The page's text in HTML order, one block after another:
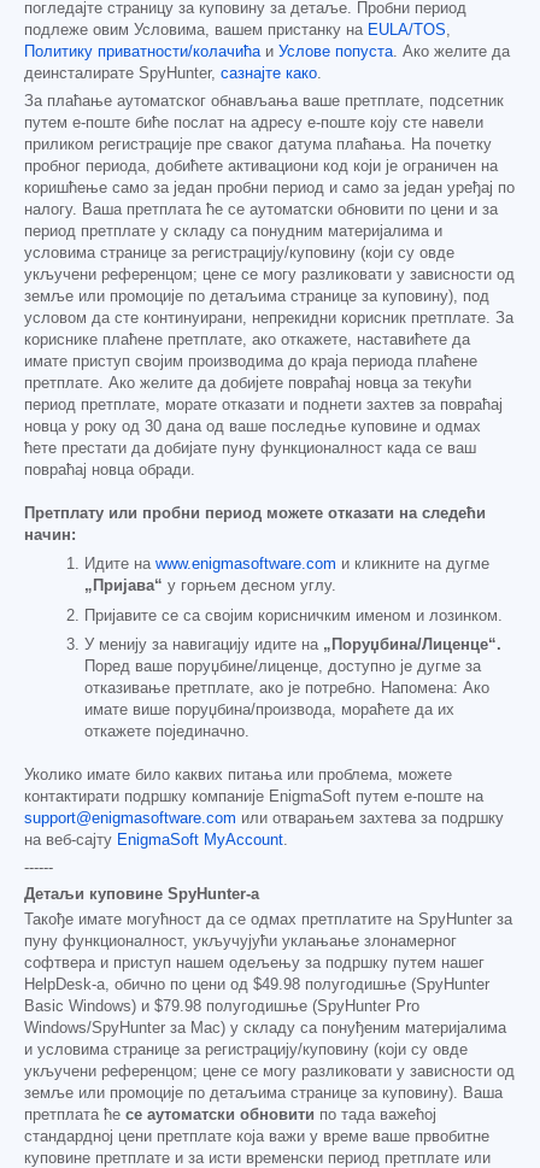
погледајте страницу за куповину за детаље. Пробни период
подлеже овим Условима, вашем пристанку на EULA/TOS,
Политику приватности/колачићаи Услове попуста. Ако желите да
деинсталирате SpyHunter, сазнајте како.
За плаћање аутоматског обнављања ваше претплате, подсетник
путем е-поште биће послат на адресу е-поште коју сте навели
приликом регистрације пре сваког датума плаћања. На почетку
пробног периода, добићете активациони код који је ограничен на
коришћење само за један пробни период и само за један уређај по
налогу. Ваша претплата ће се аутоматски обновити по цени и за
период претплате у складу са понудним материјалима и
условима странице за регистрацију/куповину (који су овде
укључени референцом; цене се могу разликовати у зависности од
земље или промоције по детаљима странице за куповину), под
условом да сте континуирани, непрекидни корисник претплате. За
кориснике плаћене претплате, ако откажете, наставићете да
имате приступ својим производима до краја периода плаћене
претплате. Ако желите да добијете повраћај новца за текући
период претплате, морате отказати и поднети захтев за повраћај
новца у року од 30 дана од ваше последње куповине и одмах
ћете престати да добијате пуну функционалност када се ваш
повраћај новца обради.
Претплату или пробни период можете отказати на следећи
начин:
Идите на www.enigmasoftware.com и кликните на дугме
„Пријава“ у горњем десном углу.
Пријавите се са својим корисничким именом и лозинком.
У менију за навигацију идите на „Поруџбина/Лиценце“.
Поред ваше поруџбине/лиценце, доступно је дугме за
отказивање претплате, ако је потребно. Напомена: Ако
имате више поруџбина/производа, мораћете да их
откажете појединачно.
Уколико имате било каквих питања или проблема, можете
контактирати подршку компаније EnigmaSoft путем е-поште на
support@enigmasoftware.com или отварањем захтева за подршку
на веб-сајту EnigmaSoft MyAccount
------
Детаљи куповине SpyHunter-а
Такође имате могућност да се одмах претплатите на SpyHunter за
пуну функционалност, укључујући уклањање злонамерног
софтвера и приступ нашем одељењу за подршку путем нашег
HelpDesk-а, обично по цени од $49.98 полугодишње (SpyHunter
Basic Windows) и $79.98 полугодишње (SpyHunter Pro
Windows/SpyHunter за Mac) у складу са понуђеним материјалима
и условима странице за регистрацију/куповину (који су овде
укључени референцом; цене се могу разликовати у зависности од
земље или промоције по детаљима странице за куповину). Ваша
претплата ће се аутоматски обновити по тада важећој
стандардној цени претплате која важи у време ваше првобитне
куповине претплате и за исти временски период претплате или